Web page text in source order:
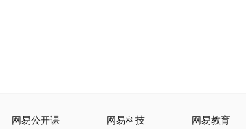
网易公开课 网易科技 网易教育